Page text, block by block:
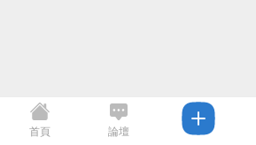
首頁 論壇